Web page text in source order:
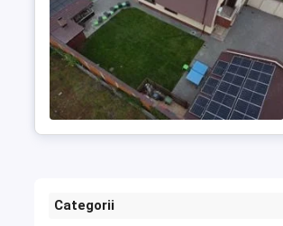
Categorii